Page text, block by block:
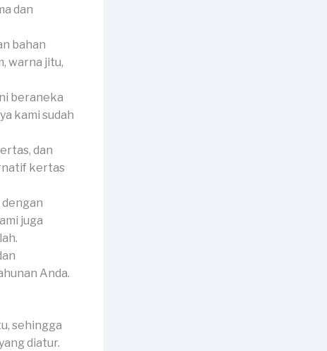
dan
bahan
warna jitu,
beraneka
kami sudah
dan
kertas
juga
Anda.
sehingga
diatur.